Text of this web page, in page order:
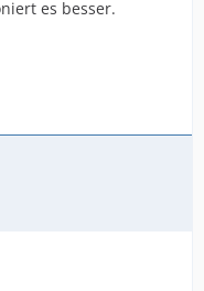
es besser.